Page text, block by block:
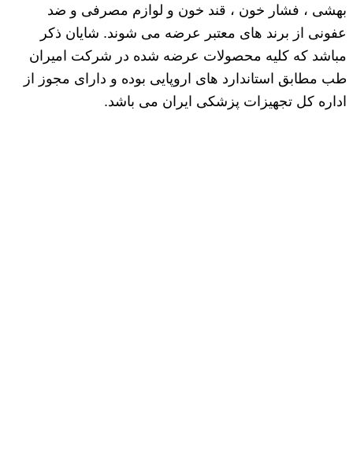
بهشی ، فشار خون ، قند خون و لوازم مصرفی و ضد
عفونی از برند های معتبر عرضه می شوند. شایان ذکر
مباشد که کلیه محصولات عرضه شده در شرکت امیران
طب مطابق استاندارد های اروپایی بوده و دارای مجوز از
اداره کل تجهیزات پزشکی ایران می باشد.